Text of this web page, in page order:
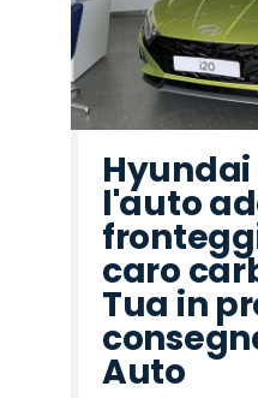
Hyundai
l'auto
caro
Tua in
Auto